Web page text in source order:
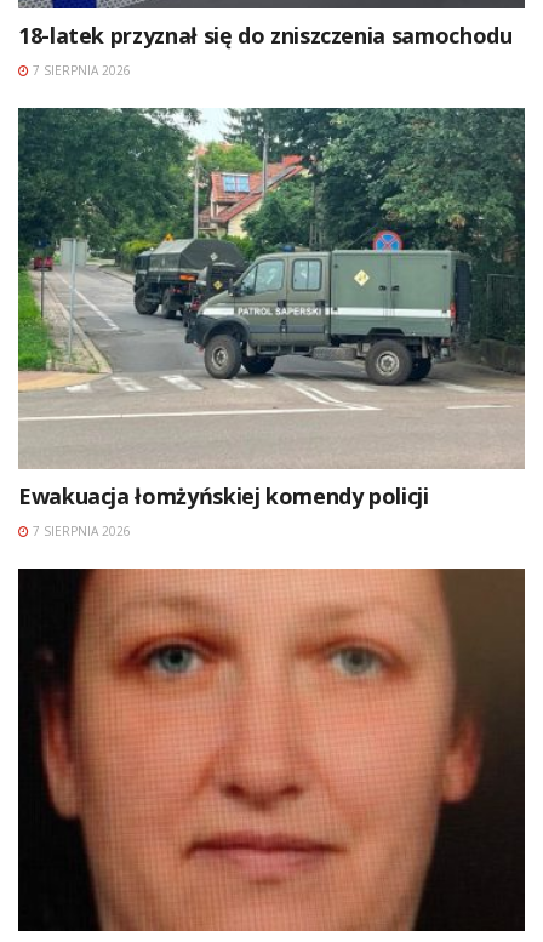
18-latek przyznał się do zniszczenia samochodu
7 SIERPNIA 2026
Ewakuacja łomżyńskiej komendy policji
7 SIERPNIA 2026